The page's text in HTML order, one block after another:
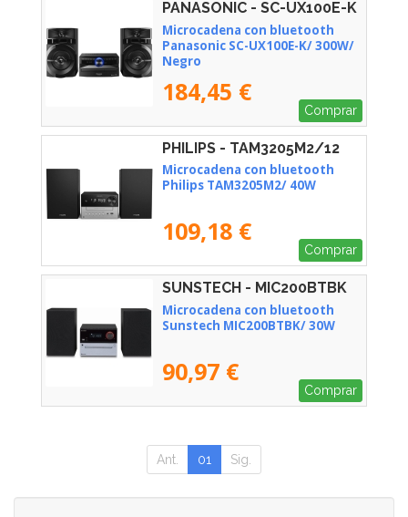
PANASONIC - SC-UX100E-K
Microcadena con bluetooth
Panasonic SC-UX100E-K/ 300W/
Negro
184,45 €
Comprar
PHILIPS - TAM3205M2/12
Microcadena con bluetooth
Philips TAM3205M2/ 40W
109,18 €
Comprar
SUNSTECH - MIC200BTBK
Microcadena con bluetooth
Sunstech MIC200BTBK/ 30W
90,97 €
Comprar
Ant. 01 Sig.